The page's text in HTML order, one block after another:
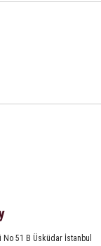
No 51 B Üsküdar İstanbul